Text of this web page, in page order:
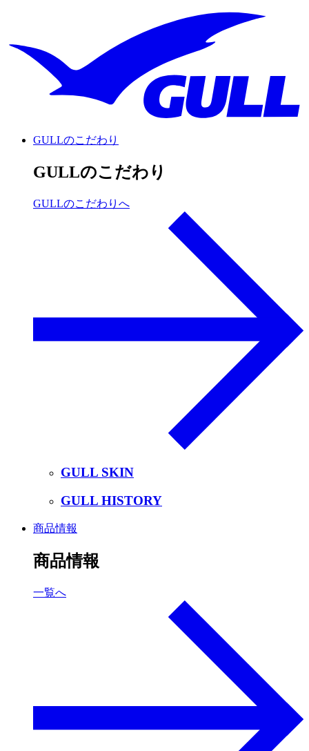
GULLのこだわり
GULLのこだわり
GULLのこだわりへ
GULL SKIN
GULL HISTORY
商品情報
商品情報
一覧へ